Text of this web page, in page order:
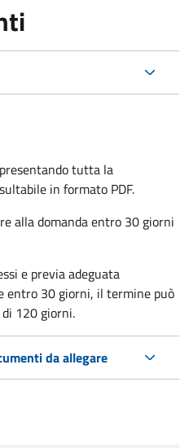
tutta la
in formato PDF.
alla domanda entro 30 giorni
e previa adeguata
entro 30 giorni, il termine può
120 giorni.
da allegare